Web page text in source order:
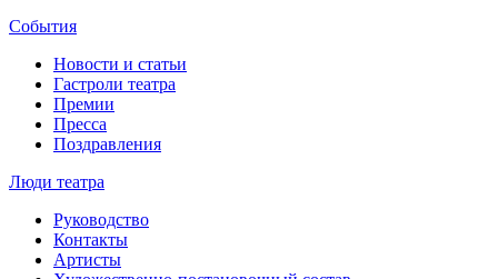
События
Новости и статьи
Гастроли театра
Премии
Пресса
Поздравления
Люди театра
Руководство
Контакты
Артисты